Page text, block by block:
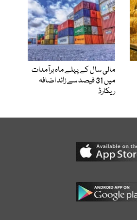
مالی سال کے پہلے ماہ برآمدات
میں 31 فیصد سے زائد اضافہ
ریکارڈ